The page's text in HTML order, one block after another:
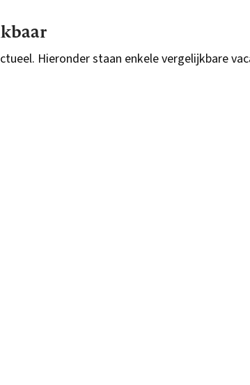
Hieronder staan enkele vergelijkbare